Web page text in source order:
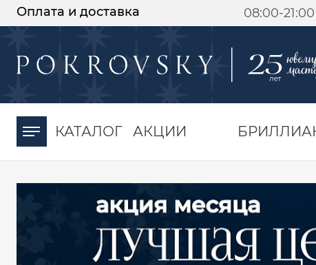
Оплата и доставка 08:00-
КАТАЛОГ АКЦИИ
-30%
момента оплаты